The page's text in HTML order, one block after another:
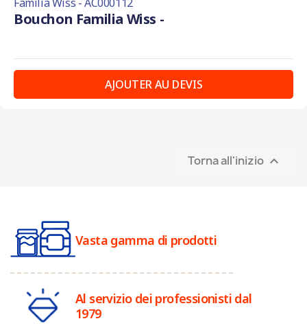
Bouchon Familia Wiss -
AJOUTER AU DEVIS
Torna all'inizio 
Vasta gamma di prodotti
Al servizio dei professionisti dal
1979